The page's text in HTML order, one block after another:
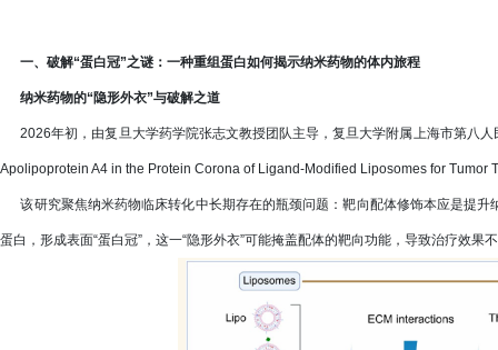
一、破解“蛋白冠”之谜：一种重组蛋白如何揭示纳米药物的体内旅程
纳米药物的“隐形外衣”与破解之道
2026年初，由复旦大学药学院张志文教授团队主导，复旦大学附属上海市第八
Apolipoprotein A4 in the Protein Corona of Ligand-Modified Liposomes for Tumor
该研究聚焦纳米药物临床转化中长期存在的瓶颈问题：靶向配体修饰本应是提升
蛋白，形成表面“蛋白冠”，这一“隐形外衣”可能掩盖配体的靶向功能，导致治疗效果